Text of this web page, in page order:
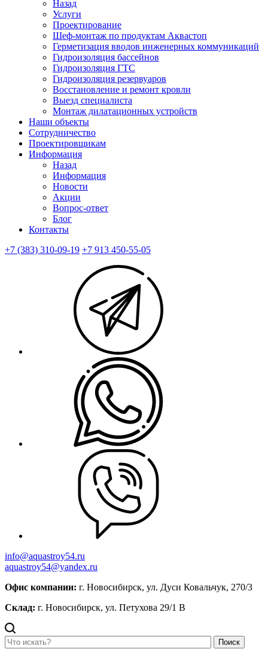
Назад
Услуги
Проектирование
Шеф-монтаж по продуктам Аквастоп
Герметизация вводов инженерных коммуникаций
Гидроизоляция бассейнов
Гидроизоляция ГТС
Гидроизоляция резервуаров
Восстановление и ремонт кровли
Выезд специалиста
Монтаж дилатационных устройств
Наши объекты
Сотрудничество
Проектировщикам
Информация
Назад
Информация
Новости
Акции
Вопрос-ответ
Блог
Контакты
+7 (383) 310-09-19 +7 913 450-55-05
info@aquastroy54.ru
aquastroy54@yandex.ru
Офис компании: г. Новосибирск, ул. Дуси Ковальчук, 270/3
Склад: г. Новосибирск, ул. Петухова 29/1 В
Поиск